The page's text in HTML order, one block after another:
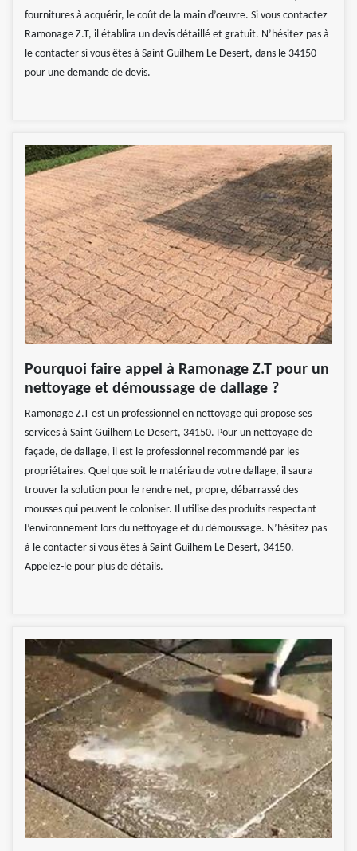
fournitures à acquérir, le coût de la main d’œuvre. Si vous contactez
Ramonage Z.T, il établira un devis détaillé et gratuit. N’hésitez pas à
le contacter si vous êtes à Saint Guilhem Le Desert, dans le 34150
pour une demande de devis.
Pourquoi faire appel à Ramonage Z.T pour un
nettoyage et démoussage de dallage ?
Ramonage Z.T est un professionnel en nettoyage qui propose ses
services à Saint Guilhem Le Desert, 34150. Pour un nettoyage de
façade, de dallage, il est le professionnel recommandé par les
propriétaires. Quel que soit le matériau de votre dallage, il saura
trouver la solution pour le rendre net, propre, débarrassé des
mousses qui peuvent le coloniser. Il utilise des produits respectant
l’environnement lors du nettoyage et du démoussage. N’hésitez pas
à le contacter si vous êtes à Saint Guilhem Le Desert, 34150.
Appelez-le pour plus de détails.